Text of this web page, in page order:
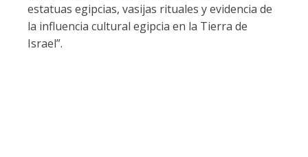
estatuas egipcias, vasijas rituales y evidencia de
la influencia cultural egipcia en la Tierra de
Israel”.